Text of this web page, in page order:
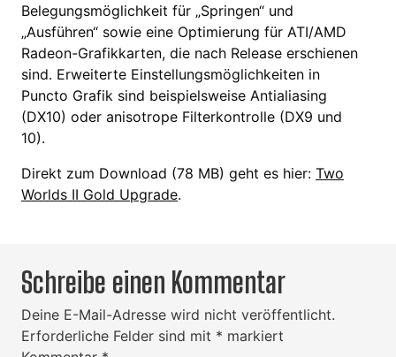
Belegungsmöglichkeit für „Springen“ und
„Ausführen“ sowie eine Optimierung für ATI/AMD
Radeon-Grafikkarten, die nach Release erschienen
sind. Erweiterte Einstellungsmöglichkeiten in
Puncto Grafik sind beispielsweise Antialiasing
(DX10) oder anisotrope Filterkontrolle (DX9 und
10).
Direkt zum Download (78 MB) geht es hier: Two
Worlds II Gold Upgrade.
Schreibe einen Kommentar
Deine E-Mail-Adresse wird nicht veröffentlicht.
Erforderliche Felder sind mit * markiert